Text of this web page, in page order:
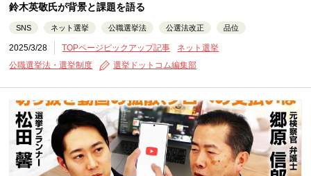
鈴木英敬氏が背景と課題を語る
SNS ネット選挙 公職選挙法 公選法改正 品位
2025/3/28 TOPページピックアップ記事
ネット選挙
公職選挙法・選挙制度
選挙ドットコム編集部